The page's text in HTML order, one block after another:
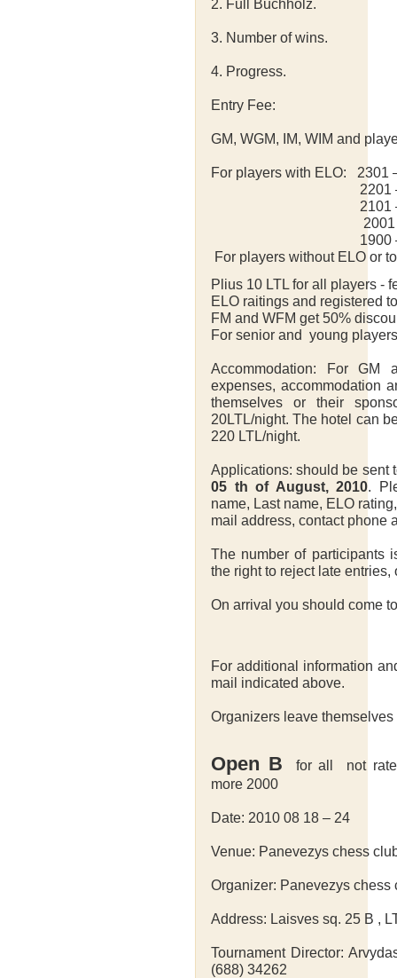
2. Full Buchholz.
3. Number of wins.
4. Progress.
Entry Fee:
GM, WGM, IM, WIM and
For players with ELO: 2301
2201 – 2300
2101 – 2200
2001 - 2100
1900 – 2000
For players without ELO or
Plius 10 LTL for all players -
ELO raitings and registered
FM and WFM get 50%
For senior and young
Accommodation: For GM
expenses, accommodation
themselves or their
20LTL/night. The hotel can
220 LTL/night.
Applications: should be sent
05 th of August, 2010.
name, Last name, ELO
mail address, contact phone
The number of participants
the right to reject late
On arrival you should come
For additional information
mail indicated above.
Organizers leave
Open B for all not
more 2000
Date: 2010 08 18 – 24
Venue: Panevezys chess
Organizer: Panevezys chess
Address: Laisves sq. 25 B ,
Tournament Director:
(688) 34262